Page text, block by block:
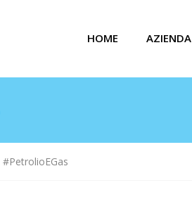
HOME AZIENDA
#PetrolioEGas